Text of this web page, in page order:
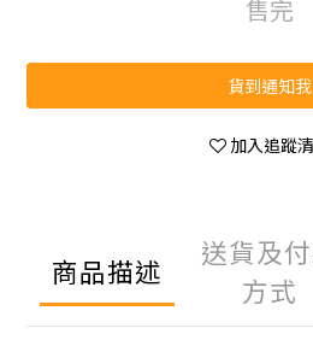
售完
貨到通知我
加入追蹤
商品描述
送貨及
方式